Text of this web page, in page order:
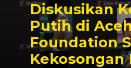
Diskusikan
Putih di
Foundation
Kekosongan